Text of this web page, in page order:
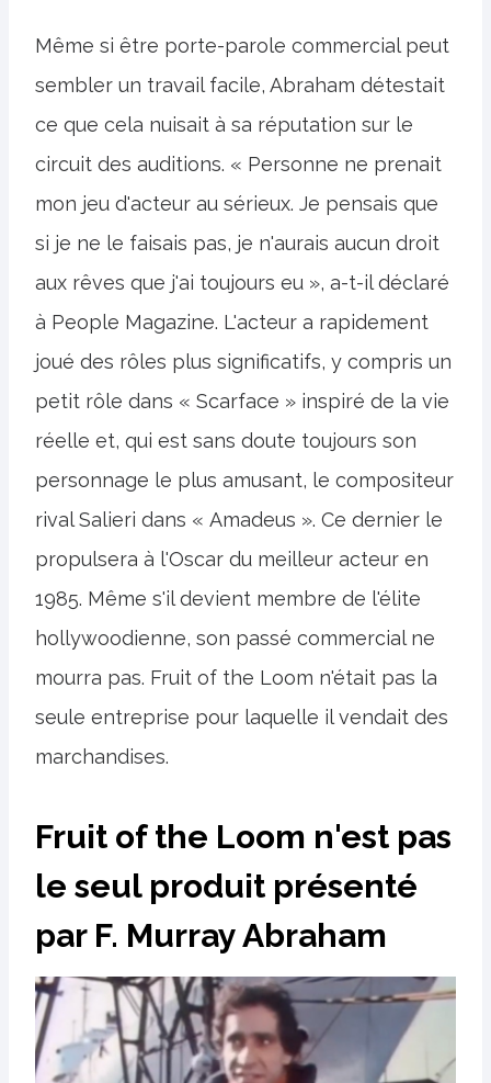
Même si être porte-parole commercial peut
sembler un travail facile, Abraham détestait
ce que cela nuisait à sa réputation sur le
circuit des auditions. « Personne ne prenait
mon jeu d'acteur au sérieux. Je pensais que
si je ne le faisais pas, je n'aurais aucun droit
aux rêves que j'ai toujours eu », a-t-il déclaré
à People Magazine. L'acteur a rapidement
joué des rôles plus significatifs, y compris un
petit rôle dans « Scarface » inspiré de la vie
réelle et, qui est sans doute toujours son
personnage le plus amusant, le compositeur
rival Salieri dans « Amadeus ». Ce dernier le
propulsera à l'Oscar du meilleur acteur en
1985. Même s'il devient membre de l'élite
hollywoodienne, son passé commercial ne
mourra pas. Fruit of the Loom n'était pas la
seule entreprise pour laquelle il vendait des
marchandises.
Fruit of the Loom n'est pas
le seul produit présenté
par F. Murray Abraham